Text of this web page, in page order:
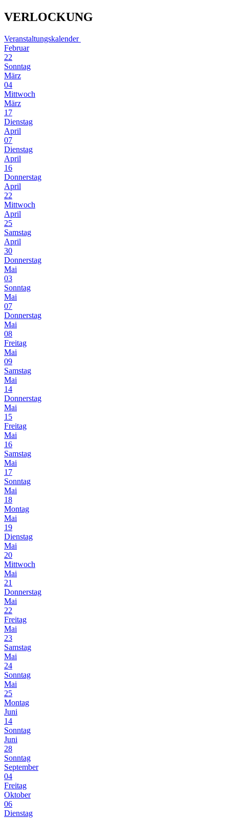
VERLOCKUNG
Veranstaltungskalender
Februar
22
Sonntag
März
04
Mittwoch
März
17
Dienstag
April
07
Dienstag
April
16
Donnerstag
April
22
Mittwoch
April
25
Samstag
April
30
Donnerstag
Mai
03
Sonntag
Mai
07
Donnerstag
Mai
08
Freitag
Mai
09
Samstag
Mai
14
Donnerstag
Mai
15
Freitag
Mai
16
Samstag
Mai
17
Sonntag
Mai
18
Montag
Mai
19
Dienstag
Mai
20
Mittwoch
Mai
21
Donnerstag
Mai
22
Freitag
Mai
23
Samstag
Mai
24
Sonntag
Mai
25
Montag
Juni
14
Sonntag
Juni
28
Sonntag
September
04
Freitag
Oktober
06
Dienstag